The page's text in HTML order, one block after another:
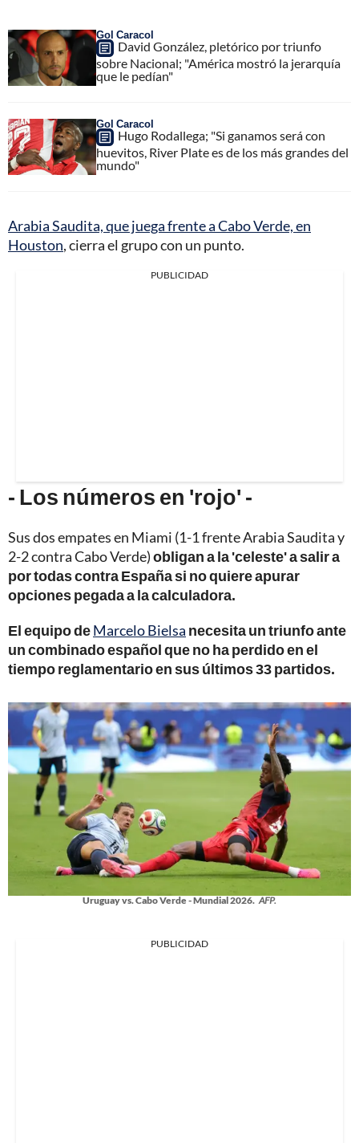
Gol Caracol
David González, pletórico por triunfo
sobre Nacional; "América mostró la jerarquía
que le pedían"
Gol Caracol
Hugo Rodallega; "Si ganamos será con
huevitos, River Plate es de los más grandes del
mundo"
Arabia Saudita, que juega frente a Cabo Verde, en
Houston, cierra el grupo con un punto.
PUBLICIDAD
- Los números en 'rojo' -
Sus dos empates en Miami (1-1 frente Arabia Saudita y
2-2 contra Cabo Verde)obligan a la 'celeste' a salir a
por todas contra España si no quiere apurar
opciones pegada a la calculadora.
El equipo deMarcelo Bielsa necesita un triunfo ante
un combinado español que no ha perdido en el
tiempo reglamentario en sus últimos 33 partidos.
Uruguay vs. Cabo Verde - Mundial 2026. AFP.
PUBLICIDAD